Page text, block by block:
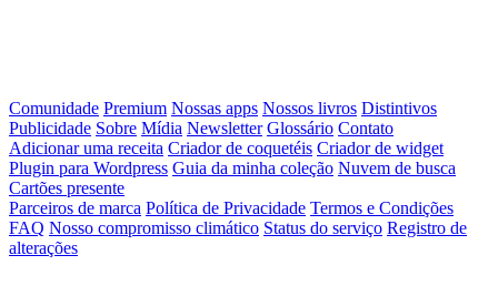
Comunidade Premium Nossas apps Nossos livros Distintivos
Publicidade Sobre Mídia Newsletter Glossário Contato
Adicionar uma receita Criador de coquetéis Criador de widget
Plugin para Wordpress Guia da minha coleção Nuvem de busca
Cartões presente
Parceiros de marca Política de Privacidade Termos e Condições
FAQ Nosso compromisso climático Status do serviço Registro de
alterações